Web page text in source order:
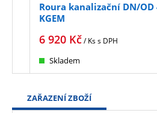
Roura kanalizační DN/OD
KGEM
6 920 Kč/ Kss DPH
Skladem
ZAŘAZENÍ ZBOŽÍ